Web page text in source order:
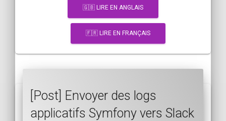
🇬🇧 LIRE EN ANGLAIS
🇫🇷 LIRE EN FRANÇAIS
[Post] Envoyer des logs
applicatifs Symfony vers Slack